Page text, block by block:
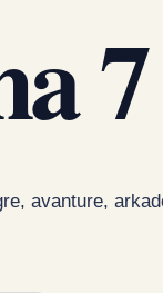
7
avanture,